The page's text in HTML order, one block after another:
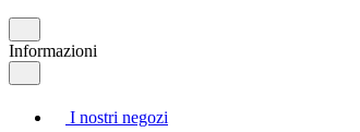
Informazioni
I nostri negozi